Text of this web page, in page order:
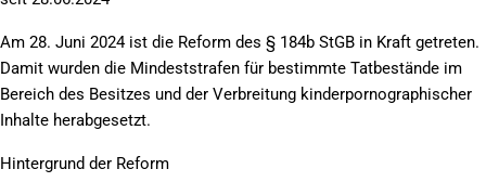
Am 28. Juni 2024 ist die Reform des § 184b StGB in Kraft getreten.
Damit wurden die Mindeststrafen für bestimmte Tatbestände im
Bereich des Besitzes und der Verbreitung kinderpornographischer
Inhalte herabgesetzt.
Hintergrund der Reform